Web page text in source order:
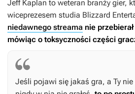
Jeff Kaplan to weteran branży gier,
wiceprezesem studia Blizzard
niedawnego streama nie
mówiąc o toksyczności części
Jeśli pojawi się jakaś gra, a Ty